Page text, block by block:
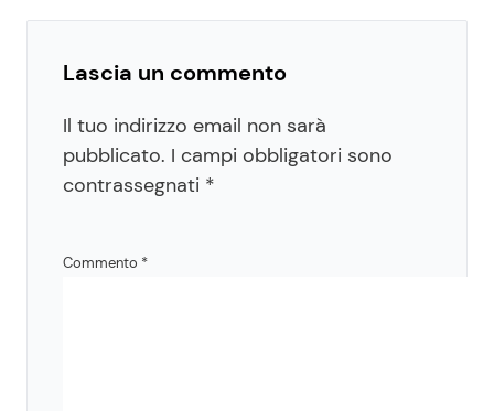
Lascia un commento
Il tuo indirizzo email non sarà
pubblicato. I campi obbligatori sono
contrassegnati *
Commento *